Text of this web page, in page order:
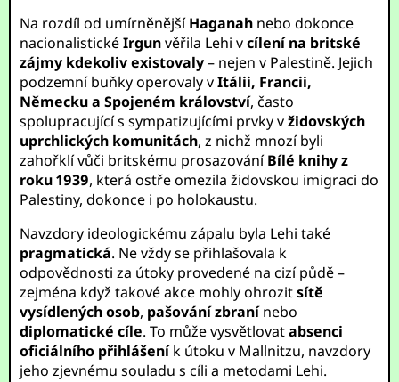
Na rozdíl od umírněnějšíHaganah nebo dokonce
nacionalistickéIrgunvěřila Lehi vcílení na britské
zájmy kdekoliv existovaly– nejen v Palestině. Jejich
podzemní buňky operovaly vItálii, Francii,
Německu a Spojeném království, často
spolupracující s sympatizujícími prvky vžidovských
uprchlických komunitách, z nichž mnozí byli
zahořklí vůči britskému prosazováníBílé knihy z
roku 1939, která ostře omezila židovskou imigraci do
Palestiny, dokonce i po holokaustu.
Navzdory ideologickému zápalu byla Lehi také
pragmatická. Ne vždy se přihlašovala k
odpovědnosti za útoky provedené na cizí půdě –
zejména když takové akce mohly ohrozitsítě
vysídlených osob, pašování zbranínebo
diplomatické cíle. To může vysvětlovatabsenci
oficiálního přihlášeník útoku v Mallnitzu, navzdory
jeho zjevnému souladu s cíli a metodami Lehi.